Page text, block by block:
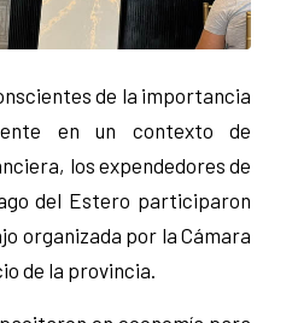
de la importancia
en un contexto de
los expendedores de
del Estero participaron
organizada por la Cámara
de la provincia.